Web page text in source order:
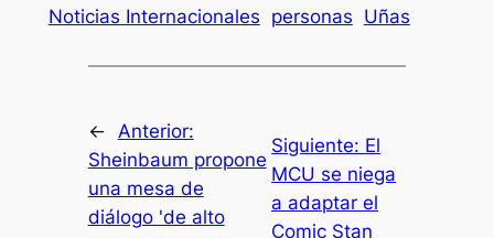
Noticias Internacionales personas Uñas
←
Anterior:
Sheinbaum propone
una mesa de
diálogo 'de alto
Siguiente: El
MCU se niega
a adaptar el
Comic Stan